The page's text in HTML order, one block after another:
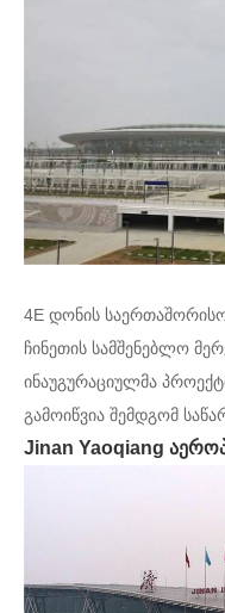
4E დონის
ჩინეთის სამშენებლო
ინაუგურაციულმა
გამოიწვია შემდგომ
Jinan Yaoqiang